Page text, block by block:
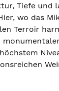
Tiefe und
wo das
Terroir